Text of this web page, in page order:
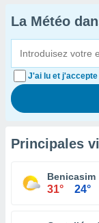
La Météo
J'ai lu et
Principales
Benicasim
31° 24°